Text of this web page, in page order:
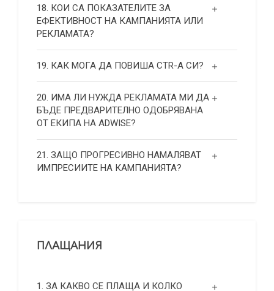
18. КОИ СА ПОКАЗАТЕЛИТЕ ЗА
ЕФЕКТИВНОСТ НА КАМПАНИЯТА ИЛИ
РЕКЛАМАТА?
19. КАК МОГА ДА ПОВИША СТR-А СИ?
20. ИМА ЛИ НУЖДА РЕКЛАМАТА МИ ДА
БЪДЕ ПРЕДВАРИТЕЛНО ОДОБРЯВАНА
ОТ ЕКИПА НА ADWISE?
21. ЗАЩО ПРОГРЕСИВНО НАМАЛЯВАТ
ИМПРЕСИИТЕ НА КАМПАНИЯТА?
ПЛАЩАНИЯ
1. ЗА КАКВО СЕ ПЛАЩА И КОЛКО